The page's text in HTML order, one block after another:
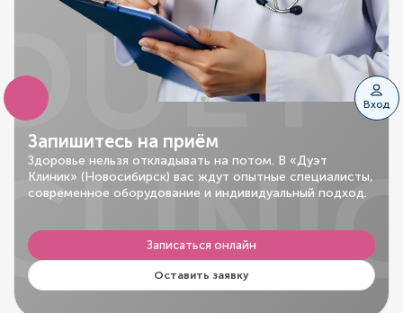
Вход
Запишитесь на приём
Здоровье нельзя откладывать на потом. В «Дуэт
Клиник» (Новосибирск) вас ждут опытные специалисты,
современное оборудование и индивидуальный подход.
Записаться онлайн
Оставить заявку